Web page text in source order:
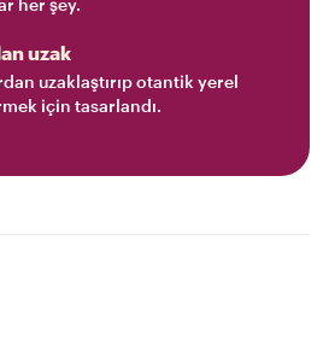
uzak
uzaklaştırıp otantik yerel
için tasarlandı.